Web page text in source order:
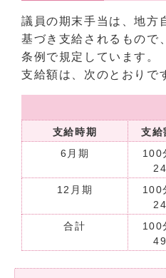
議員の期末手当は、地方
基づき支給されるもので
条例で規定しています。
支給額は、次のとおりで
支給時期 支給
6月期
100
12月期
100
合計
100